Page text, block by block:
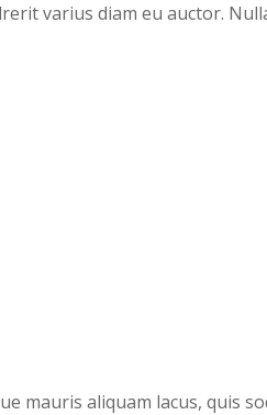
varius diam eu auctor.
mauris aliquam lacus, quis